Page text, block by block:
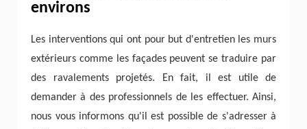
environs
Les interventions qui ont pour but d'entretien les murs
extérieurs comme les façades peuvent se traduire par
des ravalements projetés. En fait, il est utile de
demander à des professionnels de les effectuer. Ainsi,
nous vous informons qu'il est possible de s'adresser à